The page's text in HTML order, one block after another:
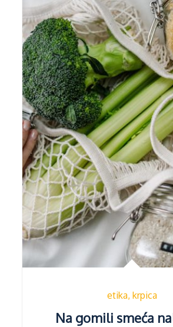
etika krpica
Na gomili smeća